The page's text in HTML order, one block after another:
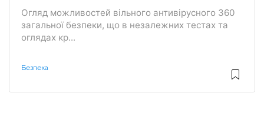
Огляд можливостей вільного антивірусного 360
загальної безпеки, що в незалежних тестах та
оглядах кр...
Безпека